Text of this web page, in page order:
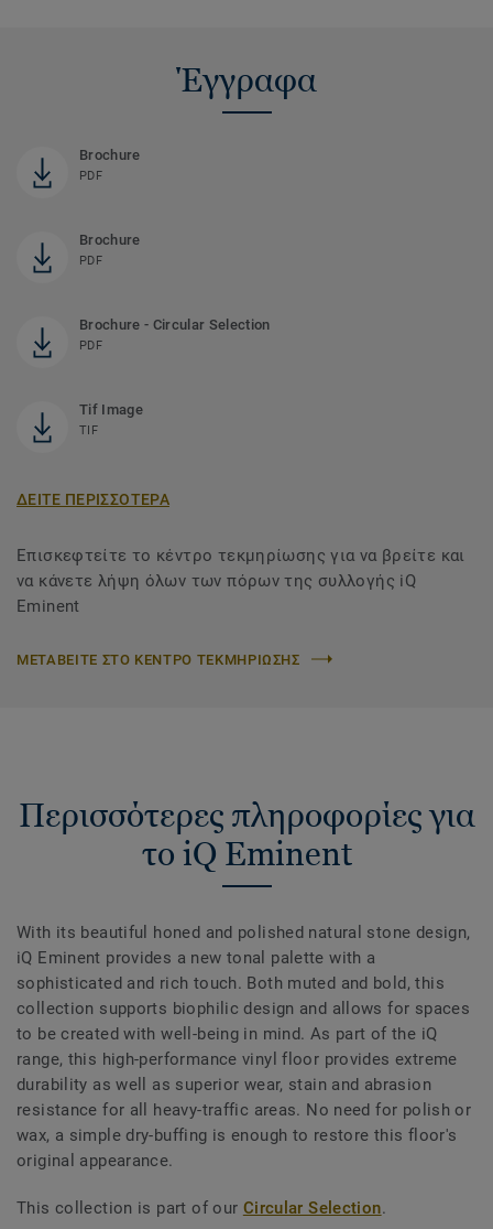
Έγγραφα
Brochure
PDF
Brochure
PDF
Brochure - Circular Selection
PDF
Tif Image
TIF
ΔΕΙΤΕ ΠΕΡΙΣΣΟΤΕΡΑ
Επισκεφτείτε το κέντρο τεκμηρίωσης για να βρείτε και
να κάνετε λήψη όλων των πόρων της συλλογής iQ
Eminent
ΜΕΤΑΒΕΙΤΕ ΣΤΟ ΚΕΝΤΡΟ ΤΕΚΜΗΡΙΩΣΗΣ
Περισσότερες πληροφορίες για
το iQ Eminent
With its beautiful honed and polished natural stone design,
iQ Eminent provides a new tonal palette with a
sophisticated and rich touch. Both muted and bold, this
collection supports biophilic design and allows for spaces
to be created with well-being in mind. As part of the iQ
range, this high-performance vinyl floor provides extreme
durability as well as superior wear, stain and abrasion
resistance for all heavy-traffic areas. No need for polish or
wax, a simple dry-buffing is enough to restore this floor's
original appearance.
This collection is part of our Circular Selection.